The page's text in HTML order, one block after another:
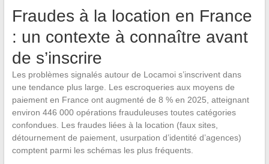
Fraudes à la location en France
: un contexte à connaître avant
de s’inscrire
Les problèmes signalés autour de Locamoi s’inscrivent dans
une tendance plus large. Les escroqueries aux moyens de
paiement en France ont augmenté de 8 % en 2025, atteignant
environ 446 000 opérations frauduleuses toutes catégories
confondues. Les fraudes liées à la location (faux sites,
détournement de paiement, usurpation d’identité d’agences)
comptent parmi les schémas les plus fréquents.